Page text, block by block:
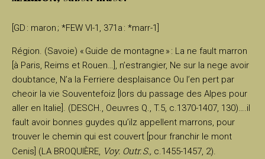
[GD : maron ; *FEW VI-1, 371a : *marr-1]
Région. (Savoie) « Guide de montagne » : La ne fault marron
[à Paris, Reims et Rouen…], n’estrangier, Ne sur la nege avoir
doubtance, N’a la Ferriere desplaisance Ou l’en pert par
cheoir la vie Souventefoiz [lors du passage des Alpes pour
aller en Italie]. (DESCH., Oeuvres Q., T.5, c.1370-1407, 130)….il
fault avoir bonnes guydes qu’ilz appellent marrons, pour
trouver le chemin qui est couvert [pour franchir le mont
Cenis] (LA BROQUIÈRE, Voy. Outr. S., c.1455-1457, 2).